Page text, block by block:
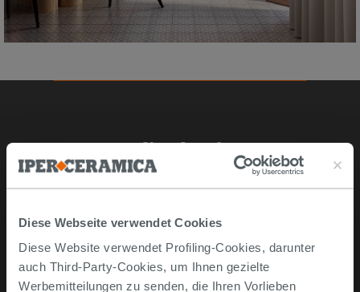
Diese Webseite verwendet Cookies
Diese Website verwendet Profiling-Cookies, darunter
auch Third-Party-Cookies, um Ihnen gezielte
Werbemitteilungen zu senden, die Ihren Vorlieben
Online kaufen
Musterstücke
Wie man online kauft
Lieferzeiten und -kosten
Problemlose lieferung